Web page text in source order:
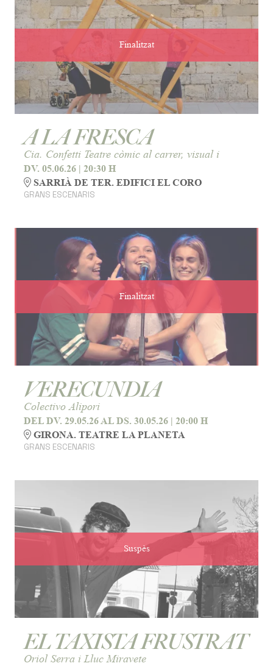
Finalitzat
A LA FRESCA
Cia. Confetti Teatre còmic al carrer, visual i
DV. 05.06.26 | 20:30 H
SARRIÀ DE TER. EDIFICI EL CORO
GRANS ESCENARIS
Finalitzat
VERECUNDIA
Colectivo Alipori
DEL DV. 29.05.26AL DS. 30.05.26 | 20:00 H
GIRONA. TEATRE LA PLANETA
GRANS ESCENARIS
Suspès
EL TAXISTA FRUSTRAT
Oriol Serra i Lluc Miravete